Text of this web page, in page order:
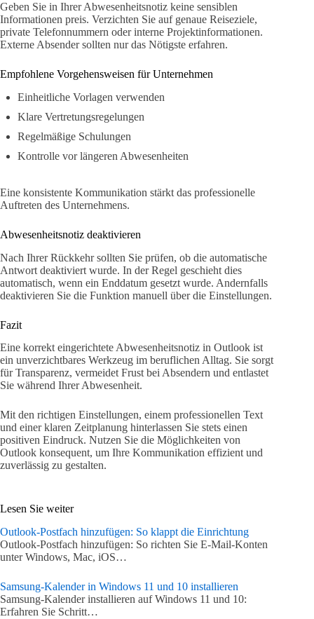
Geben Sie in Ihrer Abwesenheitsnotiz keine sensiblen
Informationen preis. Verzichten Sie auf genaue Reiseziele,
private Telefonnummern oder interne Projektinformationen.
Externe Absender sollten nur das Nötigste erfahren.
Empfohlene Vorgehensweisen für Unternehmen
Einheitliche Vorlagen verwenden
Klare Vertretungsregelungen
Regelmäßige Schulungen
Kontrolle vor längeren Abwesenheiten
Eine konsistente Kommunikation stärkt das professionelle
Auftreten des Unternehmens.
Abwesenheitsnotiz deaktivieren
Nach Ihrer Rückkehr sollten Sie prüfen, ob die automatische
Antwort deaktiviert wurde. In der Regel geschieht dies
automatisch, wenn ein Enddatum gesetzt wurde. Andernfalls
deaktivieren Sie die Funktion manuell über die Einstellungen.
Fazit
Eine korrekt eingerichtete Abwesenheitsnotiz in Outlook ist
ein unverzichtbares Werkzeug im beruflichen Alltag. Sie sorgt
für Transparenz, vermeidet Frust bei Absendern und entlastet
Sie während Ihrer Abwesenheit.
Mit den richtigen Einstellungen, einem professionellen Text
und einer klaren Zeitplanung hinterlassen Sie stets einen
positiven Eindruck. Nutzen Sie die Möglichkeiten von
Outlook konsequent, um Ihre Kommunikation effizient und
zuverlässig zu gestalten.
Lesen Sie weiter
Outlook-Postfach hinzufügen: So klappt die Einrichtung
Outlook-Postfach hinzufügen: So richten Sie E-Mail-Konten
unter Windows, Mac, iOS…
Samsung-Kalender in Windows 11 und 10 installieren
Samsung-Kalender installieren auf Windows 11 und 10:
Erfahren Sie Schritt…